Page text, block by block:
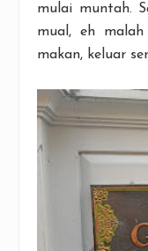
mulai muntah.
mual, eh
makan, keluar